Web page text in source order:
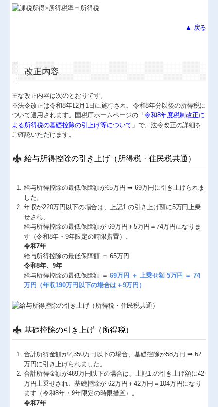
▲ 戻る
改正内容
主な改正内容は次のとおりです。
※法令改正は令和8年12月1日に施行され、令和8年分以後の所得税に
ついて適用されます。国税庁ホームページの「令和8年度税制改正に
よる所得税の基礎控除の引上げ等について 」で、法令改正の詳細を
ご確認いただけます。
給与所得控除の引き上げ（所得税・住民税共通）
給与所得控除の最低保障額が65万円 ➡ 69万円に引き上げられま
した。
年収が220万円以下の場合は、上記1.の引き上げ額に5万円上乗
せされ、
給与所得控除の最低保障額が 69万円＋5万円＝74万円になりま
す（令和8年・9年限定の時限措置）。
令和7年
給与所得控除の最低保障額 ＝ 65万円
令和8年、9年
給与所得控除の最低保障額 ＝69万円 ＋ 上乗せ額 5万円 ＝ 74
万円（年収190万円以下の場合は＋9万円）
基礎控除の引き上げ（所得税）
合計所得⾦額が2,350万円以下の場合、基礎控除が58万円 ➡ 62
万円に引き上げられました。
合計所得⾦額が489万円以下の場合は、上記1.の引き上げ額に42
万円上乗せされ、基礎控除が 62万円＋42万円＝104万円になり
ます（令和8年・9年限定の時限措置）。
令和7年